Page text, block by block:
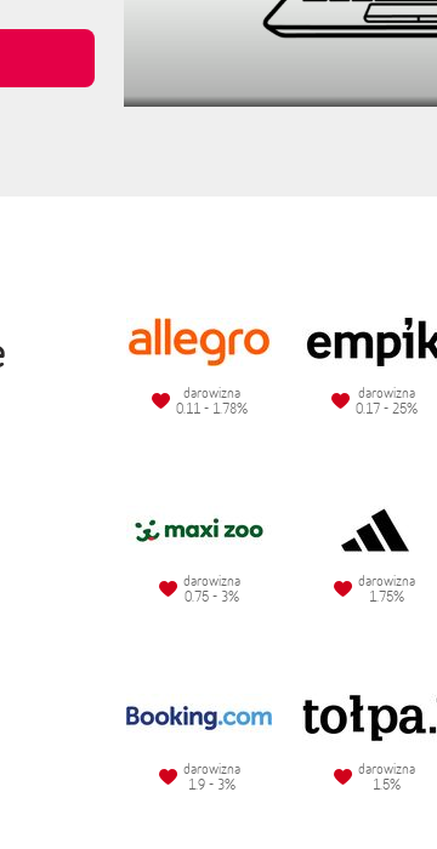
darowizna
0.11 - 1.78%
darowizna
0.17 - 25%
darowizna
0.75 - 3%
darowizna
1.75%
darowizna
1.9 - 3%
darowizna
1.5%